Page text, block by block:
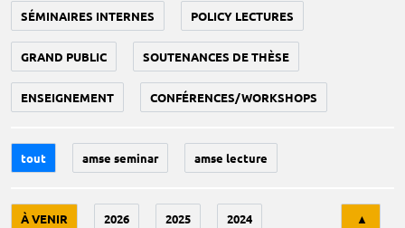
SÉMINAIRES INTERNES POLICY LECTURES
GRAND PUBLIC SOUTENANCES DE THÈSE
ENSEIGNEMENT CONFÉRENCES/WORKSHOPS
tout amse seminar amse lecture
À VENIR 2026 2025 2024 ▲